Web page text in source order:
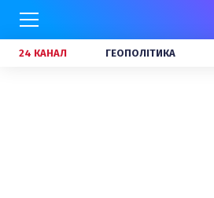
24 КАНАЛ ГЕОПОЛІТИКА